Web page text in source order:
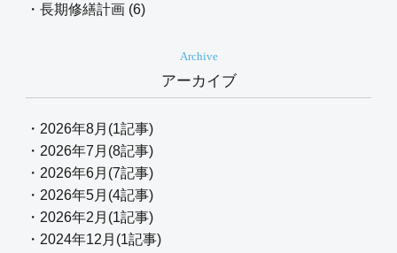
・長期修繕計画 (6)
Archive
アーカイブ
・2026年8月(1記事)
・2026年7月(8記事)
・2026年6月(7記事)
・2026年5月(4記事)
・2026年2月(1記事)
・2024年12月(1記事)